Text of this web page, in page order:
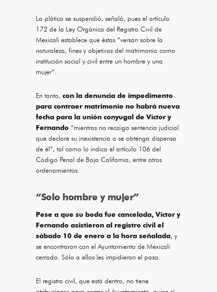
La plática se suspendió, señaló, pues el artículo
172 de la Ley Orgánica del Registro Civil de
Mexicali establece que éstas “versan sobre la
naturaleza, fines y objetivos del matrimonio como
institución social y civil entre un hombre y una
mujer”.
En tanto, con la denuncia de impedimento
para contraer matrimonio no habrá nueva
fecha para la unión conyugal de Víctor y
Fernando “mientras no recaiga sentencia judicial
que declare su inexistencia o se obtenga dispensa
de él”, tal como lo indica el artículo 106 del
Código Penal de Baja California, entre otros
ordenamientos.
“Solo hombre y mujer”
Pese a que su boda fue cancelada, Víctor y
Fernando asistieron al registro civil el
sábado 10 de enero a la hora señalada, y
se encontraron con el Ayuntamiento de Mexicali
cerrado. Sólo a ellos les impidieron el paso.
El registro civil, que está dentro, no tiene